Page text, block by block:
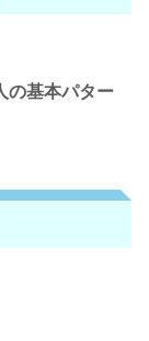
の基本パター